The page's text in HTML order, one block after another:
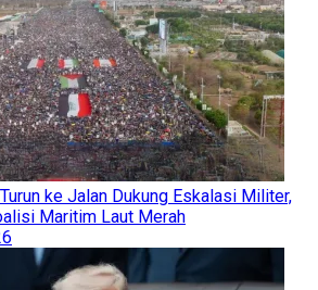
ke Jalan Dukung Eskalasi Militer,
Maritim Laut Merah